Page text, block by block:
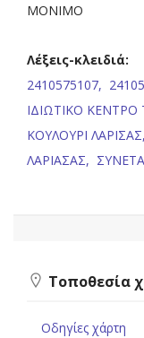
ΜΟΝΙΜΟ
Λέξεις-κλειδιά:
2410575107,
ΙΔΙΩΤΙΚΟ
ΚΟΥΛΟΥΡΙ ΛΑΡΙΣΑΣ,
ΛΑΡΙΑΣΑΣ, ΣΥΝΕΤΑ
Τοποθεσία
Οδηγίες χάρτη